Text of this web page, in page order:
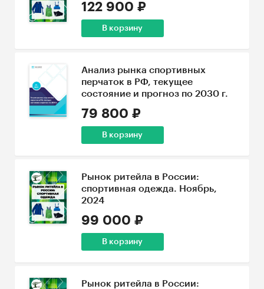
122 900 ₽
В корзину
Анализ рынка спортивных
перчаток в РФ, текущее
состояние и прогноз по 2030 г.
79 800 ₽
В корзину
Рынок ритейла в России:
спортивная одежда. Ноябрь,
2024
99 000 ₽
В корзину
Рынок ритейла в России: